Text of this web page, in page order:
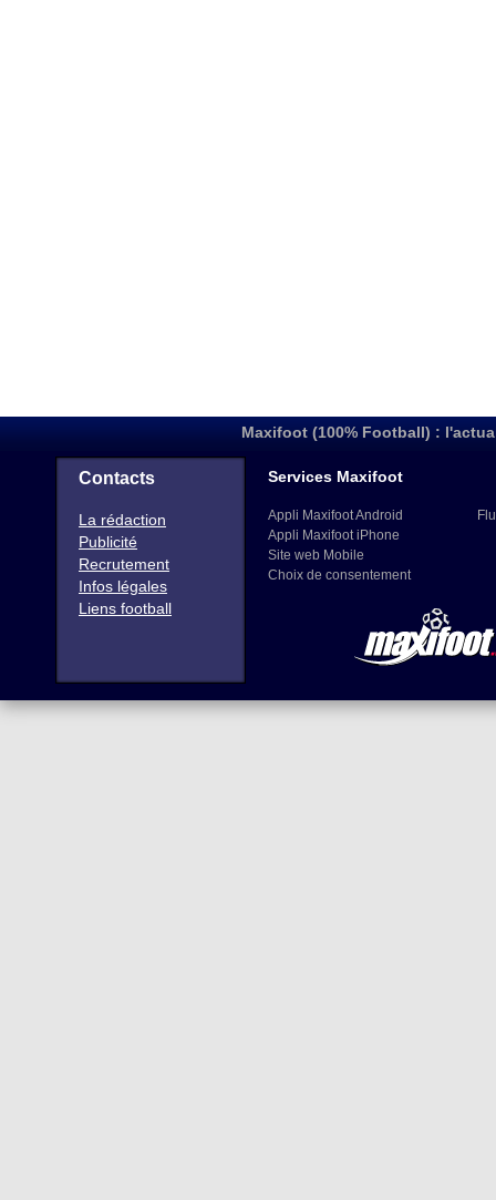
Maxifoot (100% Football) :
Contacts
La rédaction
Publicité
Recrutement
Infos légales
Liens football
Services Maxifoot
Appli Maxifoot Android
Appli Maxifoot iPhone
Site web Mobile
Choix de consentement